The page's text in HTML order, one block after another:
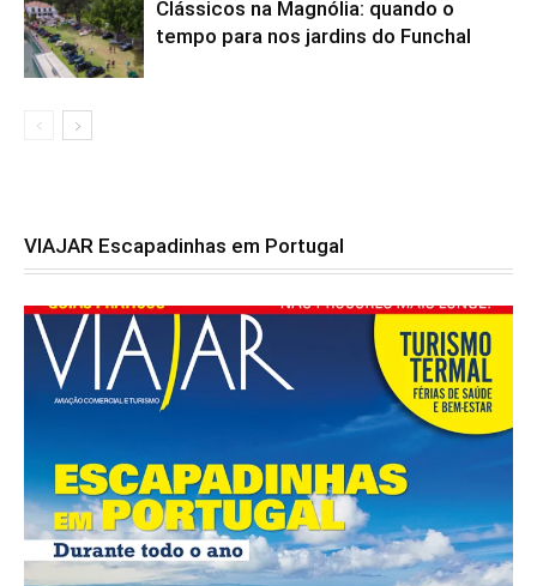
Clássicos na Magnólia: quando o
tempo para nos jardins do Funchal
VIAJAR Escapadinhas em Portugal